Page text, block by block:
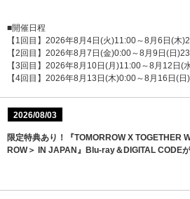
■開催日程
【1回目】2026年8月4日(火)11:00～8月6日(木
【2回目】2026年8月7日(金)0:00～8月9日(日
【3回目】2026年8月10日(月)11:00～8月12日(
【4回目】2026年8月13日(木)0:00～8月16日(日
2026/08/03
限定特典あり！『TOMORROW X TOGETHER
ROW＞ IN JAPAN』Blu-ray＆DIGITAL CODE